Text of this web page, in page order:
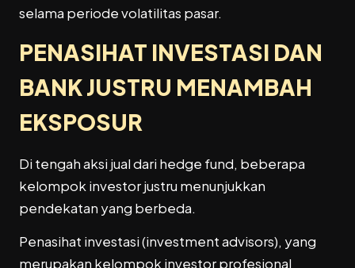
selama periode volatilitas pasar.
PENASIHAT INVESTASI DAN
BANK JUSTRU MENAMBAH
EKSPOSUR
Di tengah aksi jual dari hedge fund, beberapa
kelompok investor justru menunjukkan
pendekatan yang berbeda.
Penasihat investasi (investment advisors), yang
merupakan kelompok investor profesional